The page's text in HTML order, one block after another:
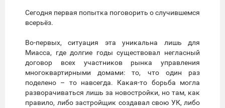
Сегодня первая попытка поговорить о случившемся
всерьёз.
Во-первых, ситуация эта уникальна лишь для
Миасса, где долгие годы существовал негласный
договор всех участников рынка управления
многоквартирными домами: то, что один раз
поделено – то навсегда. Какая-то борьба могла
разворачиваться лишь за новостройки, но там, как
правило, либо застройщик создавал свою УК, либо